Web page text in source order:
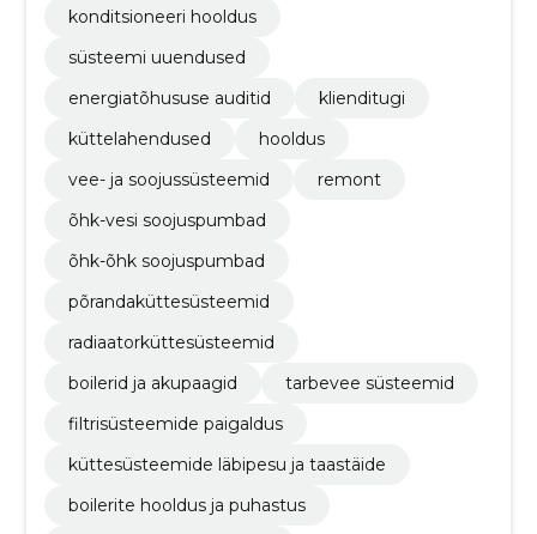
konditsioneeri hooldus
süsteemi uuendused
energiatõhususe auditid
klienditugi
küttelahendused
hooldus
vee- ja soojussüsteemid
remont
õhk-vesi soojuspumbad
õhk-õhk soojuspumbad
põrandaküttesüsteemid
radiaatorküttesüsteemid
boilerid ja akupaagid
tarbevee süsteemid
filtrisüsteemide paigaldus
küttesüsteemide läbipesu ja taastäide
boilerite hooldus ja puhastus